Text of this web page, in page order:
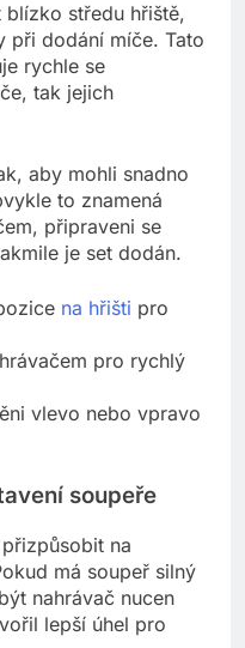
blízko středu hřiště,
při dodání míče. Tato
rychle se
tak jejich
aby mohli snadno
to znamená
připraveni se
je set dodán.
na hřišti pro
pro rychlý
vlevo nebo vpravo
soupeře
na
má soupeř silný
nahrávač nucen
lepší úhel pro